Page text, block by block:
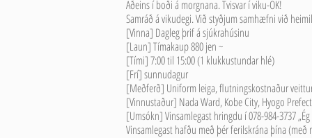
Aðeins í boði á morgnana. Tvisvar í viku-OK!
Samráð á vikudegi. Við styðjum samhæfni við
[Vinna] Dagleg þrif á sjúkrahúsinu
[Laun] Tímakaup 880 jen ~
[Tími] 7:00 til 15:00 (1 klukkustundar hlé)
[Frí] sunnudagur
[Meðferð] Uniform leiga, flutningskostnaður
[Vinnustaður] Nada Ward, Kobe City, Hyogo
[Umsókn] Vinsamlegast hringdu í 078-984-3737
Vinsamlegast hafðu með þér ferilskrána þína